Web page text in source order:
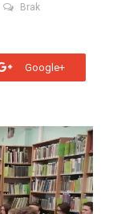
Brak
Google+